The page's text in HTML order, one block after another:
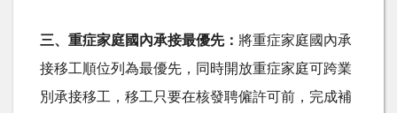
三、重症家庭國內承接最優先： 將重症家庭國內承
接移工順位列為最優先，同時開放重症家庭可跨業
別承接移工，移工只要在核發聘僱許可前，完成補